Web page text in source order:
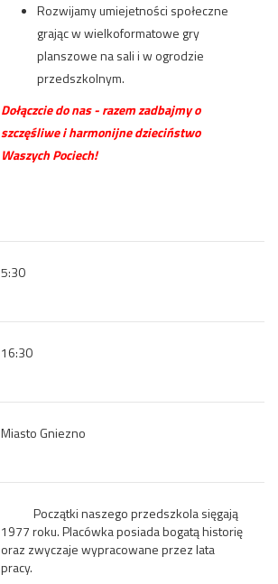
Rozwijamy umiejetności społeczne
grając w wielkoformatowe gry
planszowe na sali i w ogrodzie
przedszkolnym.
Dołączcie do nas - razem zadbajmy o
szczęśliwe i harmonijne dzieciństwo
Waszych Pociech!
5:30
16:30
Miasto Gniezno
Początki naszego przedszkola sięgają
1977 roku. Placówka posiada bogatą historię
oraz zwyczaje wypracowane przez lata
pracy.